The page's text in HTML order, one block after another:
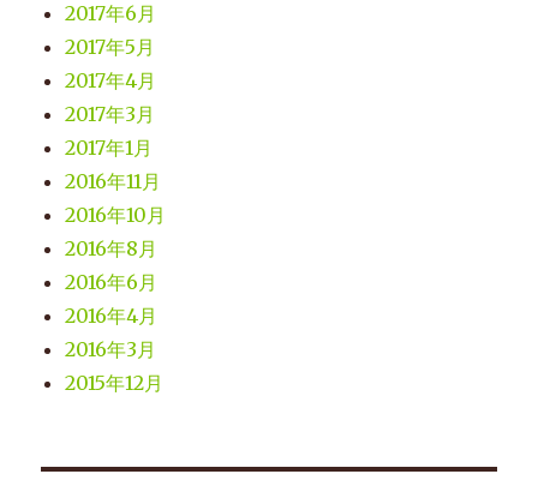
2017年6月
2017年5月
2017年4月
2017年3月
2017年1月
2016年11月
2016年10月
2016年8月
2016年6月
2016年4月
2016年3月
2015年12月